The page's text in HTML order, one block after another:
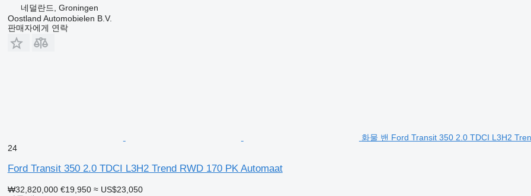
네덜란드, Groningen
Oostland Automobielen B.V.
판매자에게 연락
화물 밴 Ford Transit 350 2.0 TDCI L3H2
24
Ford Transit 350 2.0 TDCI L3H2 Trend RWD 170 PK Automaat
₩32,820,000 €19,950 ≈ US$23,050